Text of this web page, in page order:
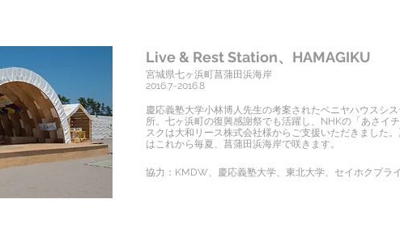
Live & Rest Station、HAMAGIKU
​宮城県七ヶ浜町菖蒲田浜海岸
2016.7~2016.8
慶応義塾大学小林博人先生の考案されたベニヤハウスシ
所。七ヶ浜町の復興感謝祭でも活躍し、NHKの「あさイ
スクは大和リース株式会社様からご支援いただきました
はこれから毎夏、菖蒲田浜海岸で咲きます。
協力：KMDW、慶応義塾大学、東北大学、セイホクプラ